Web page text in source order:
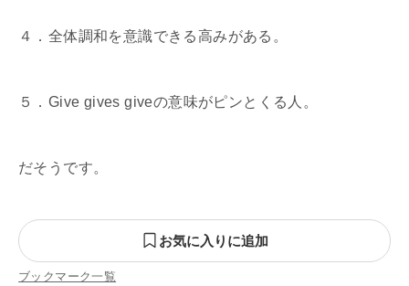
４．全体調和を意識できる高みがある。
５．Give gives giveの意味がピンとくる人。
だそうです。
お気に入りに追加
ブックマーク一覧